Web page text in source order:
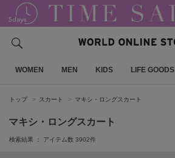
WOMEN MEN KIDS LIFE GOODS
トップ スカート マキシ・ロングスカート
マキシ・ロングスカート
検索結果 ： アイテム数 3902件